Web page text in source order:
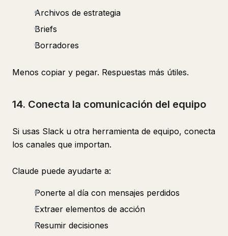
Archivos de estrategia
Briefs
Borradores
Menos copiar y pegar. Respuestas más útiles.
14. Conecta la comunicación del equipo
Si usas Slack u otra herramienta de equipo, conecta
los canales que importan.
Claude puede ayudarte a:
Ponerte al día con mensajes perdidos
Extraer elementos de acción
Resumir decisiones